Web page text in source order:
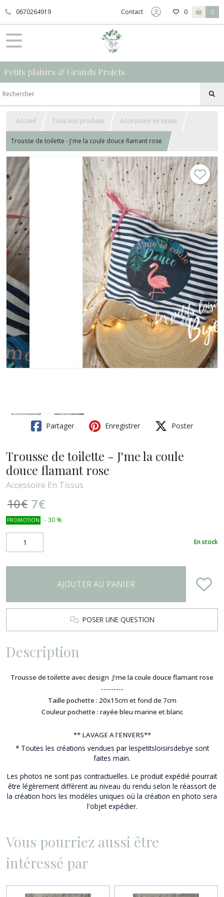
0670264919 Contact 0 0
Petits plaisirs & Grands Projets
Accueil Tous nos produits Accessoire en tissus
Trousse de toilette - J'me la coule douce flamant rose
Partager Enregistrer Poster
Trousse de toilette - J'me la coule
douce flamant rose
Accessoire En Tissus
10€ 7€
PROMOTION -30 %
En stock
AJOUTER AU PANIER
POSER UNE QUESTION
Description
Trousse de toilette avec design J'me la coule douce flamant rose
---------
Taille pochette : 20x15cm et fond de 7cm
Couleur pochette : rayée bleu marine et blanc
** LAVAGE A l'ENVERS**
* Toutes les créations vendues par lespetitsloisirsdebye sont
faites main.
Les photos ne sont pas contractuelles. Le produit expédié pourrait
être légèrement différent au niveau du rendu selon le réassort de
la création hors les modèles uniques où la création en photo sera
l'objet expédier.
Vous pourriez aussi être
intéressé par